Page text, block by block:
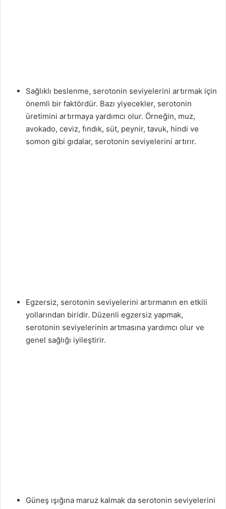
Sağlıklı beslenme, serotonin seviyelerini artırmak için
önemli bir faktördür. Bazı yiyecekler, serotonin
üretimini artırmaya yardımcı olur. Örneğin, muz,
avokado, ceviz, fındık, süt, peynir, tavuk, hindi ve
somon gibi gıdalar, serotonin seviyelerini artırır.
Egzersiz, serotonin seviyelerini artırmanın en etkili
yollarından biridir. Düzenli egzersiz yapmak,
serotonin seviyelerinin artmasına yardımcı olur ve
genel sağlığı iyileştirir.
Güneş ışığına maruz kalmak da serotonin seviyelerini